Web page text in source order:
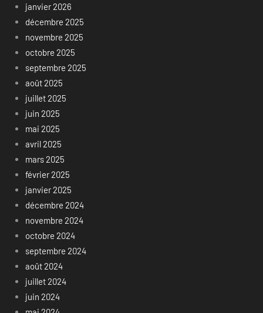
janvier 2026
décembre 2025
novembre 2025
octobre 2025
septembre 2025
août 2025
juillet 2025
juin 2025
mai 2025
avril 2025
mars 2025
février 2025
janvier 2025
décembre 2024
novembre 2024
octobre 2024
septembre 2024
août 2024
juillet 2024
juin 2024